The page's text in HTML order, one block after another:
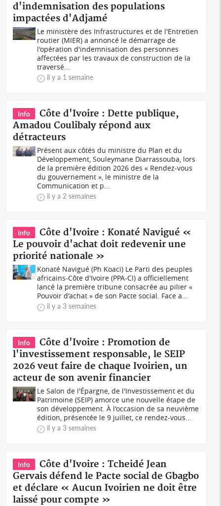
d'indemnisation des populations
impactées d'Adjamé
Le ministère des Infrastructures et de l'Entretien
routier (MIER) a annoncé le démarrage de
l'opération d'indemnisation des personnes
affectées par les travaux de construction de la
traversé...
il y a 1 semaine
Info
Côte d'Ivoire : Dette publique,
Amadou Coulibaly répond aux
détracteurs
Présent aux côtés du ministre du Plan et du
Développement, Souleymane Diarrassouba, lors
de la première édition 2026 des « Rendez-vous
du gouvernement », le ministre de la
Communication et p...
il y a 2 semaines
Info
Côte d'Ivoire : Konaté Navigué «
Le pouvoir d'achat doit redevenir une
priorité nationale »
Konaté Navigué (Ph Koaci) Le Parti des peuples
africains-Côte d'Ivoire (PPA-CI) a officiellement
lancé la première tribune consacrée au pilier «
Pouvoir d'achat » de son Pacte social. Face a...
il y a 3 semaines
Info
Côte d'Ivoire : Promotion de
l'investissement responsable, le SEIP
2026 veut faire de chaque Ivoirien, un
acteur de son avenir financier
Le Salon de l'Épargne, de l'Investissement et du
Patrimoine (SEIP) amorce une nouvelle étape de
son développement. À l'occasion de sa neuvième
édition, présentée le 9 juillet, ce rendez-vous...
il y a 3 semaines
Info
Côte d'Ivoire : Tcheidé Jean
Gervais défend le Pacte social de Gbagbo
et déclare « Aucun Ivoirien ne doit être
laissé pour compte »